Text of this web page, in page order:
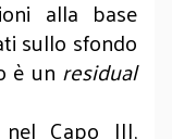
alla base
sullo sfondo
è un residual
Capo III,